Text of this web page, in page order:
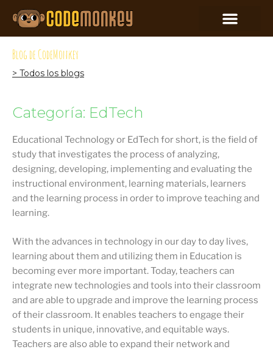
Blog de CodeMonkey
> Todos los blogs
Categoría: EdTech
Educational Technology or EdTech for short, is the field of
study that investigates the process of analyzing,
designing, developing, implementing and evaluating the
instructional environment, learning materials, learners
and the learning process in order to improve teaching and
learning.
With the advances in technology in our day to day lives,
learning about them and utilizing them in Education is
becoming ever more important. Today, teachers can
integrate new technologies and tools into their classroom
and are able to upgrade and improve the learning process
of their classroom. It enables teachers to engage their
students in unique, innovative, and equitable ways.
Teachers are also able to expand their network and